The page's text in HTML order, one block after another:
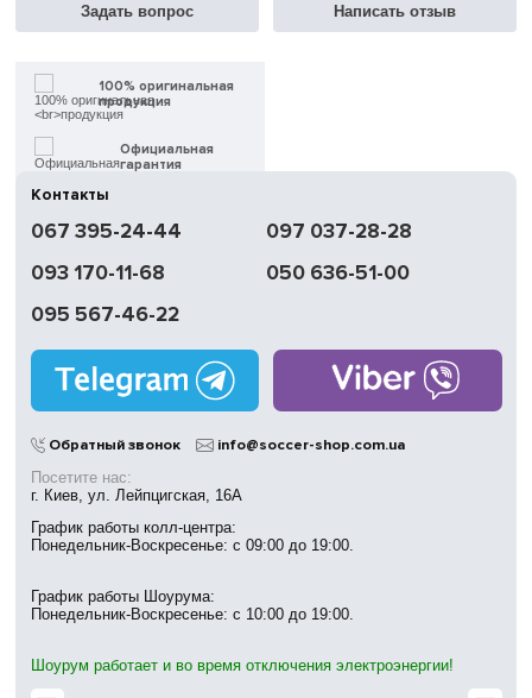
Задать вопрос Написать отзыв
100% оригинальная
продукция
Официальная
гарантия
доставка
Обмен | Возвращение
без выходных
в Киеве
Контакты
067 395-24-44
097 037-28-28
093 170-11-68
050 636-51-00
095 567-46-22
Обратный звонок info@soccer-shop.com.ua
Посетите нас:
г. Киев, ул. Лейпцигская, 16А
График работы колл-центра:
Понедельник-Воскресенье: с 09:00 до 19:00.
График работы Шоурума:
Понедельник-Воскресенье: с 10:00 до 19:00.
Шоурум работает и во время отключения электроэнергии!